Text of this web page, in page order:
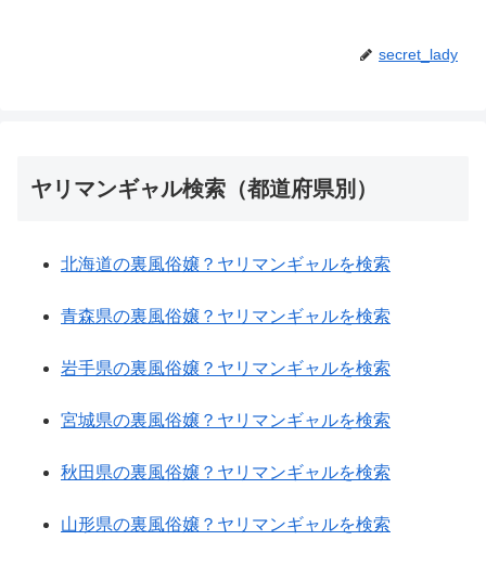
secret_lady
ヤリマンギャル検索（都道府県別）
北海道の裏風俗嬢？ヤリマンギャルを検索
青森県の裏風俗嬢？ヤリマンギャルを検索
岩手県の裏風俗嬢？ヤリマンギャルを検索
宮城県の裏風俗嬢？ヤリマンギャルを検索
秋田県の裏風俗嬢？ヤリマンギャルを検索
山形県の裏風俗嬢？ヤリマンギャルを検索